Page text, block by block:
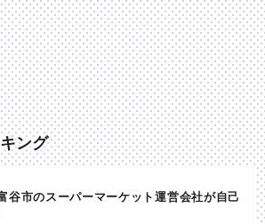
ング
谷市のスーパーマーケット運営会社が自己